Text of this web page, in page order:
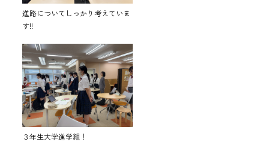
進路についてしっかり考えていま
す!!
３年生大学進学組！